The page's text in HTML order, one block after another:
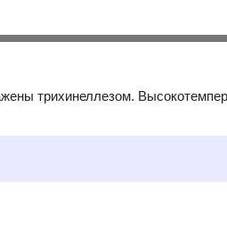
трихинеллезом.